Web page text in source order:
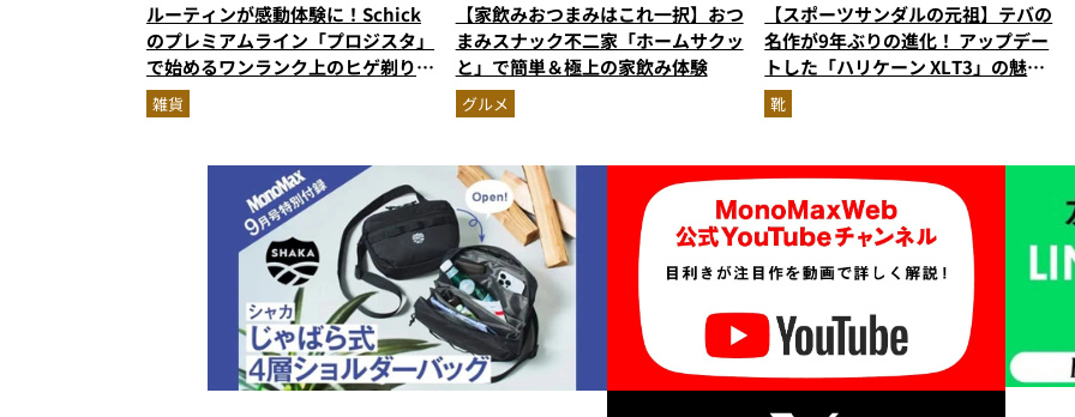
ルーティンが感動体験に！Schick
のプレミアムライン「プロジスタ」
で始めるワンランク上のヒゲ剃り習
慣
雑貨
【家飲みおつまみはこれ一択】おつ
まみスナック不二家「ホームサクッ
と」で簡単＆極上の家飲み体験
グルメ
【スポーツサンダルの元祖】テバの
名作が9年ぶりの進化！ アップデー
トした「ハリケーン XLT3」の魅力
を識者があらゆる角度から徹底解
説！
靴